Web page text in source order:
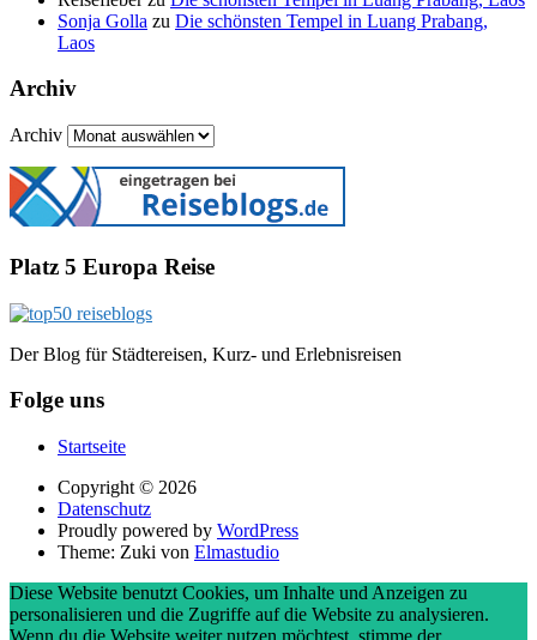
Sonja Golla zu Die schönsten Tempel in Luang Prabang,
Laos
Archiv
Archiv
Platz 5 Europa Reise
Der Blog für Städtereisen, Kurz- und Erlebnisreisen
Folge uns
Startseite
Copyright © 2026
Datenschutz
Proudly powered by WordPress
Theme: Zuki von Elmastudio
Diese Website benutzt Cookies, um Inhalte und Anzeigen zu
personalisieren und die Zugriffe auf die Website zu analysieren.
Wenn du die Website weiter nutzen möchtest, stimme der